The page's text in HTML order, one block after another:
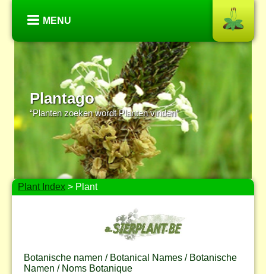
MENU
Plantago
“Planten zoeken wordt Planten vinden”
Plant Index > Plant
Botanische namen / Botanical Names / Botanische
Namen / Noms Botanique